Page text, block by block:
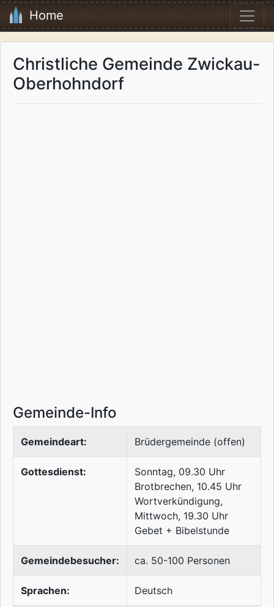
Home
Christliche Gemeinde Zwickau-
Oberhohndorf
Gemeinde-Info
Gemeindeart: Brüdergemeinde (offen)
Gottesdienst:
Sonntag, 09.30 Uhr
Brotbrechen, 10.45 Uhr
Wortverkündigung,
Mittwoch, 19.30 Uhr
Gebet + Bibelstunde
Gemeindebesucher: ca. 50-100 Personen
Sprachen: Deutsch